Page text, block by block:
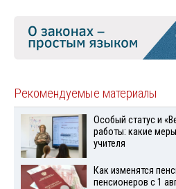
Рекомендуемые материалы
Особый статус и
работы: какие
учителя
Как изменятся
пенсионеров с 1